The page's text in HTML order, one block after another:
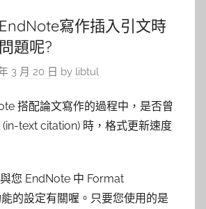
寫作插入引文時
題呢?
3 月 20 日 by libtul
搭配論文寫作的過程中，是否曾
text citation) 時，格式更新速度
您 EndNote 中 Format
的設定有關喔。只要您使用的是